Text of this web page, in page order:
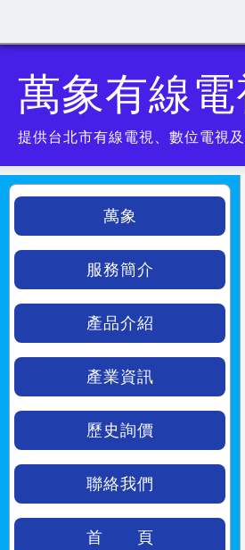
萬象有線
提供台北市有線電視、數位電視
萬象
服務簡介
產品介紹
產業資訊
歷史詢價
聯絡我們
首 頁